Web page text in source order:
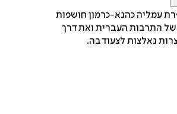
עמליה כהנא-כרמון חושפות
התרבות העברית ואת דרך
נאלצות לצעוד בה.